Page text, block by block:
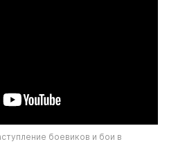
боевиков и бои в